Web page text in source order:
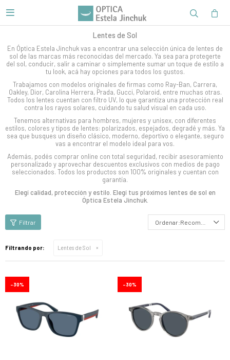

Lentes de Sol
En Óptica Estela Jinchuk vas a encontrar una selección única de lentes de
sol de las marcas más reconocidas del mercado. Ya sea para protegerte
del sol, conducir, salir a caminar o simplemente sumar un toque de estilo a
tu look, acá hay opciones para todos los gustos.
Trabajamos con modelos originales de firmas como Ray-Ban, Carrera,
Oakley, Dior, Carolina Herrera, Prada, Gucci, Polaroid, entre muchas otras.
Todos los lentes cuentan con filtro UV, lo que garantiza una protección real
contra los rayos solares, cuidando tu salud visual en cada uso.
Tenemos alternativas para hombres, mujeres y unisex, con diferentes
estilos, colores y tipos de lentes: polarizados, espejados, degradé y más. Ya
sea que busques un diseño clásico, moderno, deportivo o elegante, seguro
vas a encontrar el modelo ideal para vos.
Además, podés comprar online con total seguridad, recibir asesoramiento
personalizado y aprovechar descuentos exclusivos con medios de pago
seleccionados. Todos los productos son 100% originales y cuentan con
garantía.
Elegí calidad, protección y estilo. Elegí tus próximos lentes de sol en
Óptica Estela Jinchuk.
Recomendados
Filtrando por: Lentes de Sol
30 30